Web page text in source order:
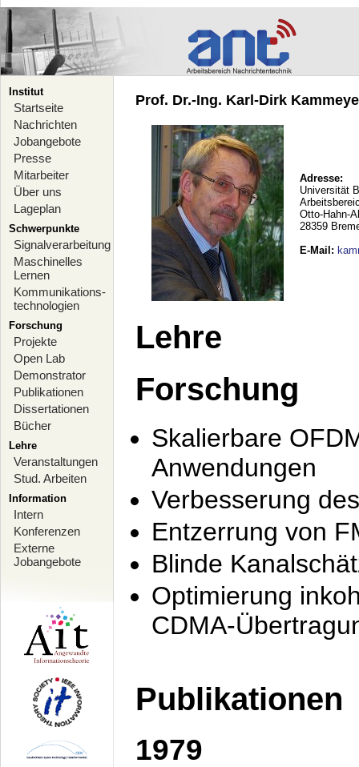
Institut
Startseite
Nachrichten
Jobangebote
Presse
Mitarbeiter
Über uns
Lageplan
Schwerpunkte
Signalverarbeitung
Maschinelles
Lernen
Kommunikations-
technologien
Forschung
Projekte
Open Lab
Demonstrator
Publikationen
Dissertationen
Bücher
Lehre
Veranstaltungen
Stud. Arbeiten
Information
Intern
Konferenzen
Externe
Jobangebote
Prof. Dr.-Ing. Karl-Dirk
Adresse:
Universität
Otto-Hahn-
28359
E-Mail :
Lehre
Forschung
Skalierbare
Anwendungen
Verbesserung
Entzerrung von
Blinde
Optimierung
CDMA-
Publikationen
1979